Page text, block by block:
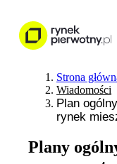
Strona
Wiadomości
Plan
rynek
Plany